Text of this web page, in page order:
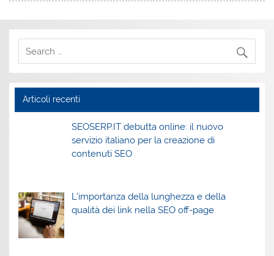
Articoli recenti
SEOSERP.IT debutta online: il nuovo
servizio italiano per la creazione di
contenuti SEO
L’importanza della lunghezza e della
qualità dei link nella SEO off-page